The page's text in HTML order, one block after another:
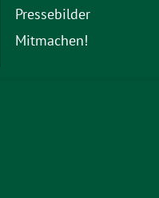
Pressebilder
Mitmachen!